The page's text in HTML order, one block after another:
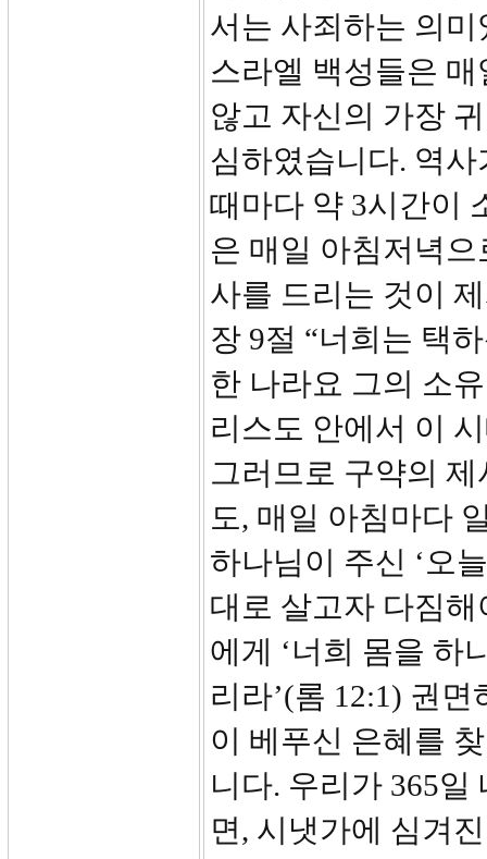
서는 사죄하는 의
스라엘 백성들은 매
않고 자신의 가장
심하였습니다. 역
때마다 약 3시간이
은 매일 아침저녁
사를 드리는 것이
장 9절 “너희는 택
한 나라요 그의 소
리스도 안에서 이
그러므로 구약의
도, 매일 아침마다
하나님이 주신 ‘오
대로 살고자 다짐
에게 ‘너희 몸을 하
리라’(롬 12:1) 권
이 베푸신 은혜를
니다. 우리가 365
면, 시냇가에 심겨